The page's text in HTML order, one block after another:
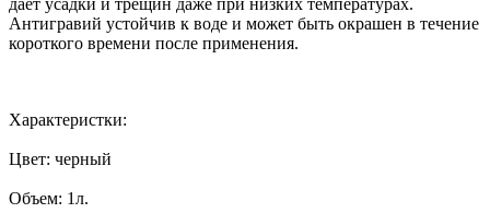
дает усадки и трещин даже при низких температурах.
Антигравий устойчив к воде и может быть окрашен в течение
короткого времени после применения.
Характеристки:
Цвет: черный
Объем: 1л.